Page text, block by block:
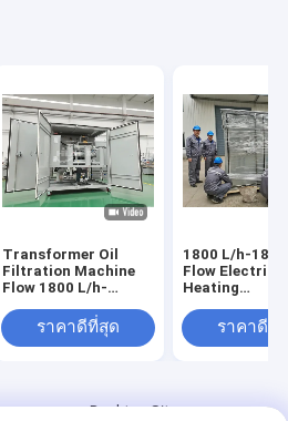
Transformer Oil
Filtration Machine
Flow 1800 L/h-
Vacuum 3-5Pa
Optional Flowmeter
ราคาดีที่สุด
1800 L/h-
Flow Electric
Heating
Filtration for
Customer
ราคาดีที่
Desktop Site